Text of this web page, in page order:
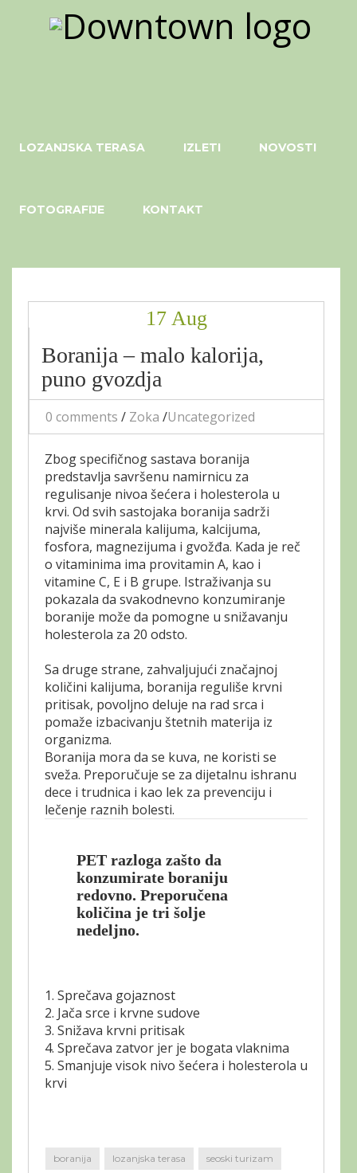
LOZANJSKA TERASA IZLETI NOVOSTI
FOTOGRAFIJE KONTAKT
17 Aug
Boranija – malo kalorija,
puno gvozdja
0 comments / Zoka /Uncategorized
Zbog specifičnog sastava boranija
predstavlja savršenu namirnicu za
regulisanje nivoa šećera i holesterola u
krvi. Od svih sastojaka boranija sadrži
najviše minerala kalijuma, kalcijuma,
fosfora, magnezijuma i gvožđa. Kada je reč
o vitaminima ima provitamin A, kao i
vitamine C, E i B grupe. Istraživanja su
pokazala da svakodnevno konzumiranje
boranije može da pomogne u snižavanju
holesterola za 20 odsto.
Sa druge strane, zahvaljujući značajnoj
količini kalijuma, boranija reguliše krvni
pritisak, povoljno deluje na rad srca i
pomaže izbacivanju štetnih materija iz
organizma.
Boranija mora da se kuva, ne koristi se
sveža. Preporučuje se za dijetalnu ishranu
dece i trudnica i kao lek za prevenciju i
lečenje raznih bolesti.
PET razloga zašto da
konzumirate boraniju
redovno. Preporučena
količina je tri šolje
nedeljno.
1. Sprečava gojaznost
2. Jača srce i krvne sudove
3. Snižava krvni pritisak
4. Sprečava zatvor jer je bogata vlaknima
5. Smanjuje visok nivo šećera i holesterola u
krvi
boranija lozanjska terasa seoski turizam